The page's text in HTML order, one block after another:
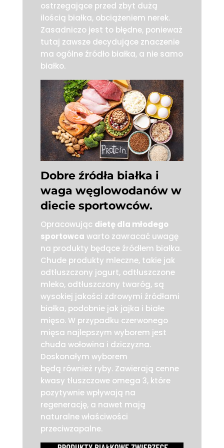
ostrzegające przed zbyt dużą
ilością białka, obciążeniem nerek.
Zasadniczo jest to błędne, ponieważ
tutaj zawsze decydujące znaczenie
ma ogólne źródło białka, a nie samo
białko.
Dobre źródła białka i
waga węglowodanów w
diecie sportowców.
Opracowując dietę dla młodego
sportowca warto zawracać uwagę
na produkty będące źródłem białka.
Chude produkty mleczne, takie jak
odtłuszczony jogurt, odtłuszczone
mleko, odtłuszczony twaróg, są
wysokiej jakości zdrowymi źródłami
białka, podobnie jak jajka i białe
mięso. W przypadku czerwonego
mięsa najlepszym wyborem jest
chuda wołowina i dziczyzna.
Doskonałym wyborem
będą również ryby. Zawierają cenne
kwasy tłuszczowe omega 3, które
pozytywnie wpływają na
regenerację, a nawet mają
naturalne właściwości
przeciwzapalne.